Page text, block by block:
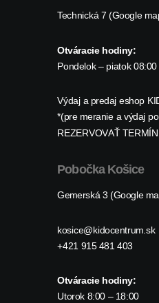
Technická 7 (Google
Otváracie hodiny:
Pondelok – piatok
Výdaj a predaj eshop
*(pre meranie a výdaj
REZERVOVAŤ TERMÍN
Pobočka Košice
Gemerská 3 (Google
kosice@kidocentrum.sk
+421 915 481 403
Otváracie hodiny:
Utorok 8:00 – 18:00